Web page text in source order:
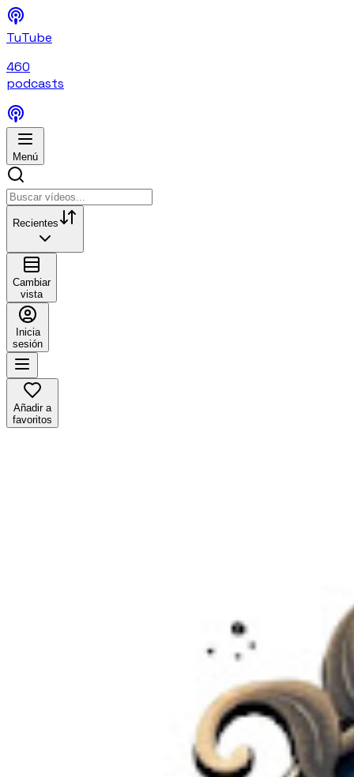
TuTube
460
podcasts
Menú
Recientes
Cambiar
vista
Inicia
sesión
Añadir a
favoritos